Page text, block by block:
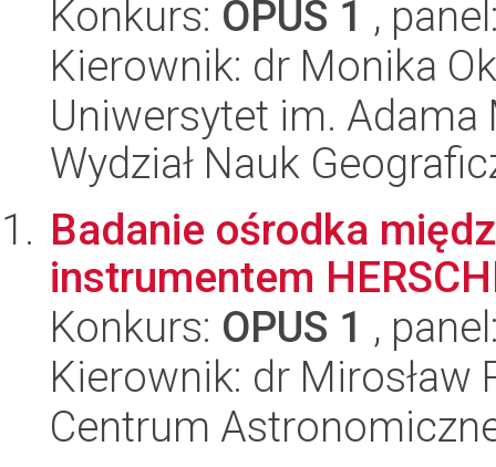
Konkurs: OPUS 1 ,
Kierownik: dr Monika
Uniwersytet im.
Wydział Nauk
Badanie ośrodka
instrumentem
Konkurs: OPUS 1 ,
Kierownik: dr Mirosław
Centrum